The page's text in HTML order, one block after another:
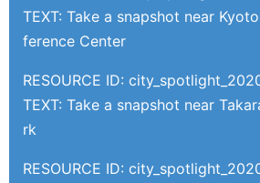
TEXT: Take a snapshot near
ference Center
RESOURCE ID:
TEXT: Take a snapshot near
rk
RESOURCE ID: